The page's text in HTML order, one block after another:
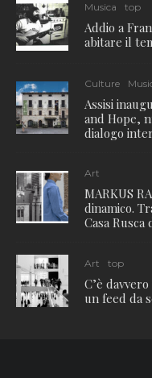
Musica top
Addio a
abitare il
Culture
Assisi
and Hope,
dialogo
Art
MARKUS
dinamico.
Casa Rusca
Art top
C’è
un feed da